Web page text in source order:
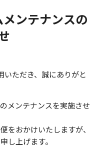
ンテナンスの
いただき、誠にありがと
メンテナンスを実施させ
をおかけいたしますが、
申し上げます。